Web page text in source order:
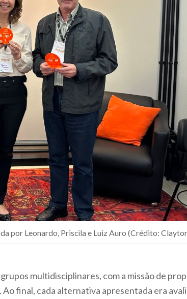
por Leonardo, Priscila e Luiz Auro (Crédito:
multidisciplinares, com a missão de
final, cada alternativa apresentada era